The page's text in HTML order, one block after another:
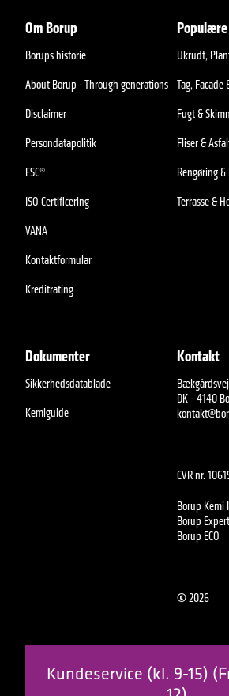
Om Borup
Borups historie
About Borup - Through generations
Disclaimer
Persondatapolitik
FSC®
ISO Certificering
VANA
Kontaktformular
Kreditrating
Ukrudt,
Tag,
Fugt &
Fliser &
Rengøring
Terrasse &
Dokumenter
Sikkerhedsdatablade
Kemiguide
Kontakt
DK - 4140
CVR nr.
Borup Kemi
Borup Expert
Borup ECO
©2026
Kundeservice (kl. 9-15)